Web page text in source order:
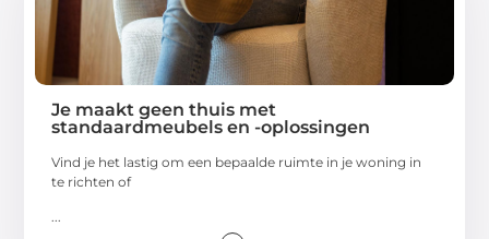
Je maakt geen thuis met
standaardmeubels en -oplossingen
Vind je het lastig om een bepaalde ruimte in je woning in
te richten of
...